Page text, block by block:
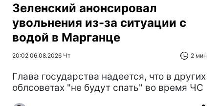
Зеленский анонсировал
увольнения из-за ситуации с
водой в Марганце
20:02 06.08.2026 Чт 2 мин
Глава государства надеется, что в других
облсоветах "не будут спать" во время ЧС